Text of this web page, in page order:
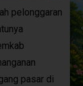
pelonggaran
pasar di